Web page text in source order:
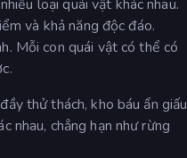
loại quái vật khác nhau.
và khả năng độc đáo.
Mỗi con quái vật có thể có
thử thách, kho báu ẩn giấu
nhau, chẳng hạn như rừng